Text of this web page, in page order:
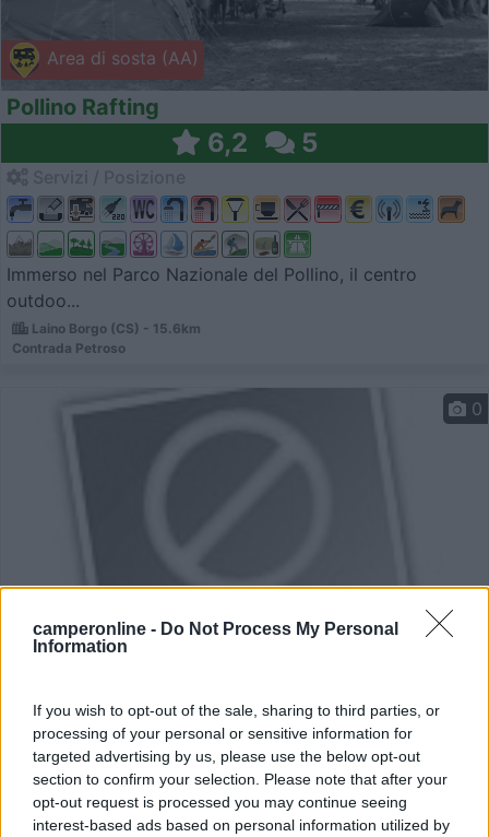
camperonline - Do Not Process My Personal
Information
If you wish to opt-out of the sale, sharing to third parties, or
processing of your personal or sensitive information for
targeted advertising by us, please use the below opt-out
section to confirm your selection. Please note that after your
opt-out request is processed you may continue seeing
interest-based ads based on personal information utilized by
Area di sosta (AA)
Pollino Rafting
6,2 5
Immerso nel Parco Nazionale del Pollino, il centro
outdoo...
Laino Borgo (CS) - 15.6km
Contrada Petroso
0
Parcheggio
7,2 5
Servizi / Posizione